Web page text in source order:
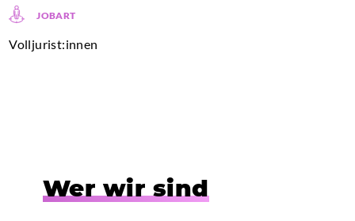
JOBART
Volljurist:innen
Wer wir sind